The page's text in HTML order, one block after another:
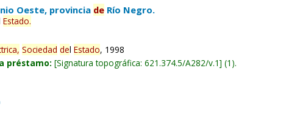
Oeste, provincia de Río Negro.
lEstado.
Sociedad delEstado, 1998
préstamo: Signatura topográfica:621.374.5/A282/v.1 (1).